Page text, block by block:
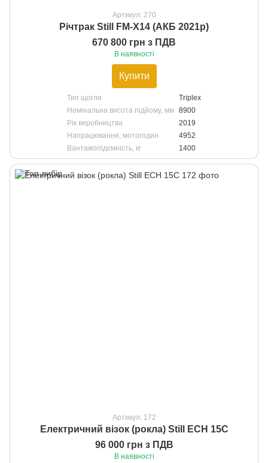
Артикул: 270
Річтрак Still FM-X14 (АКБ 2021р)
670 800 грн з ПДВ
В наявності
Купити
Тип щогли
Triplex
Номінальна висота підйому, мм 8900
Рік виробництва
2019
Напрацювання, мотогодин
4952
Вантажопідємність, кг
1400
Артикул: 172
Електричний візок (рокла) Still ECH 15C
96 000 грн з ПДВ
В наявності